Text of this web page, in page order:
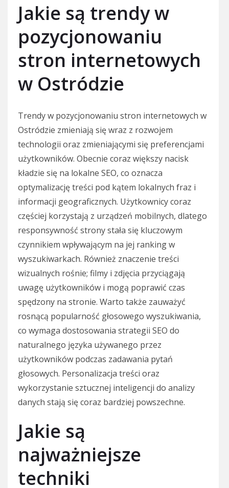
Jakie są trendy w
pozycjonowaniu
stron internetowych
w Ostródzie
Trendy w pozycjonowaniu stron internetowych w
Ostródzie zmieniają się wraz z rozwojem
technologii oraz zmieniającymi się preferencjami
użytkowników. Obecnie coraz większy nacisk
kładzie się na lokalne SEO, co oznacza
optymalizację treści pod kątem lokalnych fraz i
informacji geograficznych. Użytkownicy coraz
częściej korzystają z urządzeń mobilnych, dlatego
responsywność strony stała się kluczowym
czynnikiem wpływającym na jej ranking w
wyszukiwarkach. Również znaczenie treści
wizualnych rośnie; filmy i zdjęcia przyciągają
uwagę użytkowników i mogą poprawić czas
spędzony na stronie. Warto także zauważyć
rosnącą popularność głosowego wyszukiwania,
co wymaga dostosowania strategii SEO do
naturalnego języka używanego przez
użytkowników podczas zadawania pytań
głosowych. Personalizacja treści oraz
wykorzystanie sztucznej inteligencji do analizy
danych stają się coraz bardziej powszechne.
Jakie są
najważniejsze
techniki